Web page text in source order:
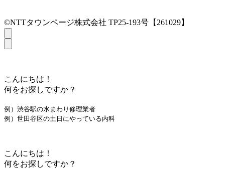
©NTTタウンページ株式会社 TP25-193号【261029】
こんにちは！
何をお探しですか？
例）渋谷駅の水まわり修理業者
例）世田谷区の土日にやっている内科
こんにちは！
何をお探しですか？